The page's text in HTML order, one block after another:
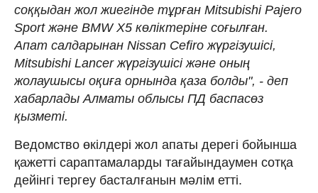
соққыдан жол жиегінде тұрған Mitsubishi Pajero
Sport және BMW X5 көліктеріне соғылған.
Апат салдарынан Nissan Cefiro жүргізушісі,
Mitsubishi Lancer жүргізушісі және оның
жолаушысы оқиға орнында қаза болды", - деп
хабарлады Алматы облысы ПД баспасөз
қызметі.
Ведомство өкілдері жол апаты дерегі бойынша
қажетті сараптамаларды тағайындаумен сотқа
дейінгі тергеу басталғанын мәлім етті.